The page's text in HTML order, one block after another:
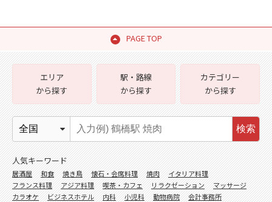
PAGE TOP
エリア
から探す
駅・路線
から探す
カテゴリー
から探す
検索
人気キーワード
居酒屋 和食 焼き鳥 懐石・会席料理 焼肉
イタリア料理
フランス料理
アジア料理 喫茶・カフェ リラクゼーション
マッサージ
カラオケ
ビジネスホテル 内科 小児科 動物病院
会計事務所